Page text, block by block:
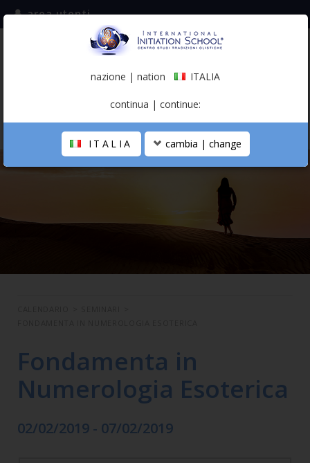
iscriviti alla mailing list
(italiano)
area utenti
LA SCUOLA
Fondamenta in
Numerologia Esoterica
02/02/2019 - 07/02/2019
nazione | nation ITALIA
continua | continue:
ITALIA cambia | change